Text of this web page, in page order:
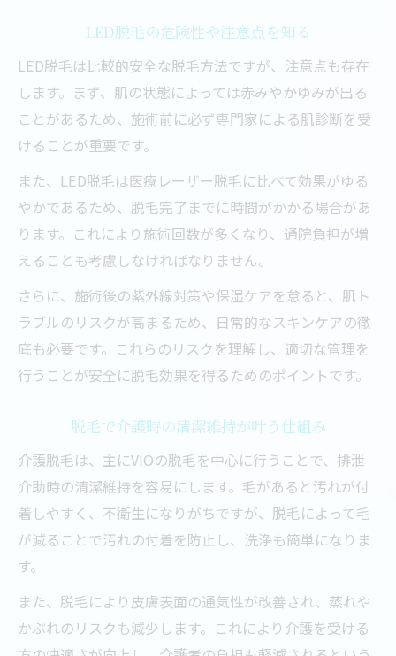
LED脱毛の危険性や注意点を知る
LED脱毛は比較的安全な脱毛方法ですが、注意点も存在
します。まず、肌の状態によっては赤みやかゆみが出る
ことがあるため、施術前に必ず専門家による肌診断を受
けることが重要です。
また、LED脱毛は医療レーザー脱毛に比べて効果がゆる
やかであるため、脱毛完了までに時間がかかる場合があ
ります。これにより施術回数が多くなり、通院負担が増
えることも考慮しなければなりません。
さらに、施術後の紫外線対策や保湿ケアを怠ると、肌ト
ラブルのリスクが高まるため、日常的なスキンケアの徹
底も必要です。これらのリスクを理解し、適切な管理を
行うことが安全に脱毛効果を得るためのポイントです。
脱毛で介護時の清潔維持が叶う仕組み
介護脱毛は、主にVIOの脱毛を中心に行うことで、排泄
介助時の清潔維持を容易にします。毛があると汚れが付
着しやすく、不衛生になりがちですが、脱毛によって毛
が減ることで汚れの付着を防止し、洗浄も簡単になりま
す。
また、脱毛により皮膚表面の通気性が改善され、蒸れや
かぶれのリスクも減少します。これにより介護を受ける